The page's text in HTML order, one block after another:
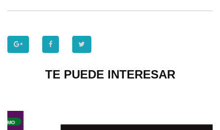
TE PUEDE INTERESAR